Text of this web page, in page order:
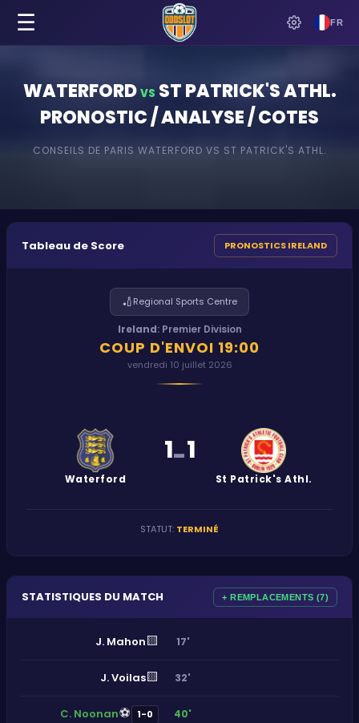
FR
☰
WATERFORD VS ST PATRICK'S ATHL.
PRONOSTIC / ANALYSE / COTES
CONSEILS DE PARIS WATERFORD VS ST PATRICK'S ATHL.
Tableau de Score PRONOSTICS IRELAND
🏏Regional Sports Centre
Ireland: Premier Division
COUP D'ENVOI 19:00
vendredi 10 juillet 2026
Waterford
1-1
St Patrick's Athl.
STATUT: TERMINÉ
STATISTIQUES DU MATCH + REMPLACEMENTS (7)
J. Mahon🟨 17'
J. Voilas🟨 32'
C. Noonan⚽ 1-0 40'